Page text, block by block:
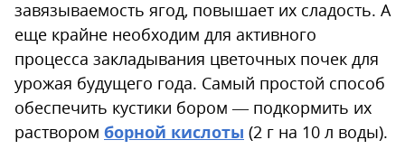
завязываемость ягод, повышает их сладость. А
еще крайне необходим для активного
процесса закладывания цветочных почек для
урожая будущего года. Самый простой способ
обеспечить кустики бором — подкормить их
раствором борной кислоты (2 г на 10 л воды).